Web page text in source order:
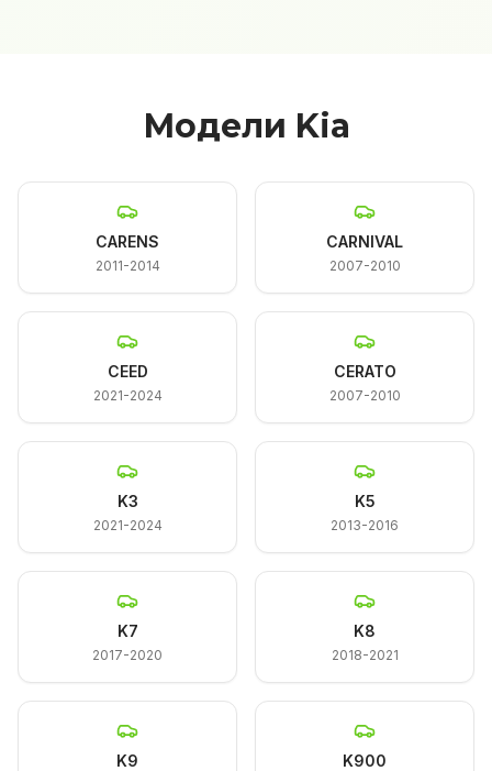
Модели Kia
CARENS
2011-2014
CARNIVAL
2007-2010
CEED
2021-2024
CERATO
2007-2010
K3
2021-2024
K5
2013-2016
K7
2017-2020
K8
2018-2021
K9 K900